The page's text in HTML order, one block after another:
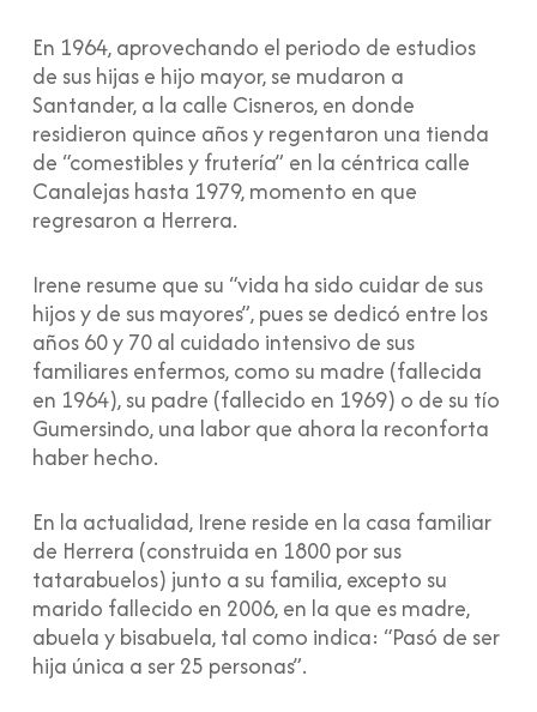
En 1964, aprovechando el periodo de estudios
de sus hijas e hijo mayor, se mudaron a
Santander, a la calle Cisneros, en donde
residieron quince años y regentaron una tienda
de “comestibles y frutería” en la céntrica calle
Canalejas hasta 1979, momento en que
regresaron a Herrera.
Irene resume que su “vida ha sido cuidar de sus
hijos y de sus mayores”, pues se dedicó entre los
años 60 y 70 al cuidado intensivo de sus
familiares enfermos, como su madre (fallecida
en 1964), su padre (fallecido en 1969) o de su tío
Gumersindo, una labor que ahora la reconforta
haber hecho.
En la actualidad, Irene reside en la casa familiar
de Herrera (construida en 1800 por sus
tatarabuelos) junto a su familia, excepto su
marido fallecido en 2006, en la que es madre,
abuela y bisabuela, tal como indica: “Pasó de ser
hija única a ser 25 personas”.